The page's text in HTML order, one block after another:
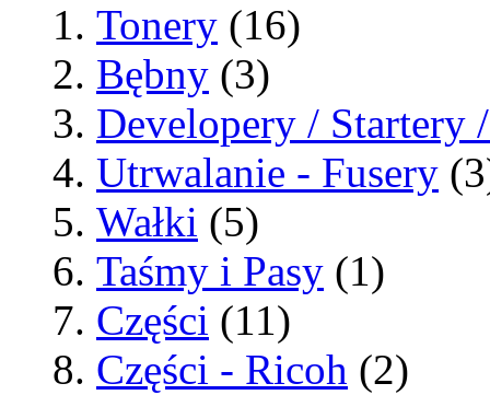
Tonery (16)
Bębny (3)
Developery / Startery
Utrwalanie - Fusery
Wałki (5)
Taśmy i Pasy (1)
Części (11)
Części - Ricoh (2)